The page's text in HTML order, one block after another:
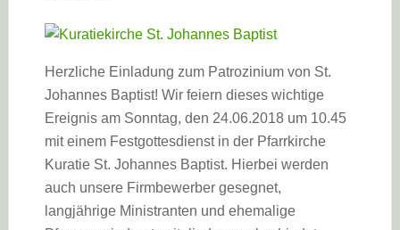
Herzliche Einladung zum Patrozinium von St.
Johannes Baptist! Wir feiern dieses wichtige
Ereignis am Sonntag, den 24.06.2018 um 10.45
mit einem Festgottesdienst in der Pfarrkirche
Kuratie St. Johannes Baptist. Hierbei werden
auch unsere Firmbewerber gesegnet,
langjährige Ministranten und ehemalige